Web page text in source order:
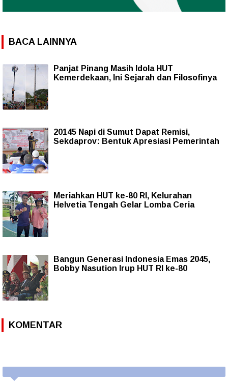
BACA LAINNYA
Panjat Pinang Masih Idola HUT
Kemerdekaan, Ini Sejarah dan Filosofinya
20145 Napi di Sumut Dapat Remisi,
Sekdaprov: Bentuk Apresiasi Pemerintah
Meriahkan HUT ke-80 RI, Kelurahan
Helvetia Tengah Gelar Lomba Ceria
Bangun Generasi Indonesia Emas 2045,
Bobby Nasution Irup HUT RI ke-80
KOMENTAR